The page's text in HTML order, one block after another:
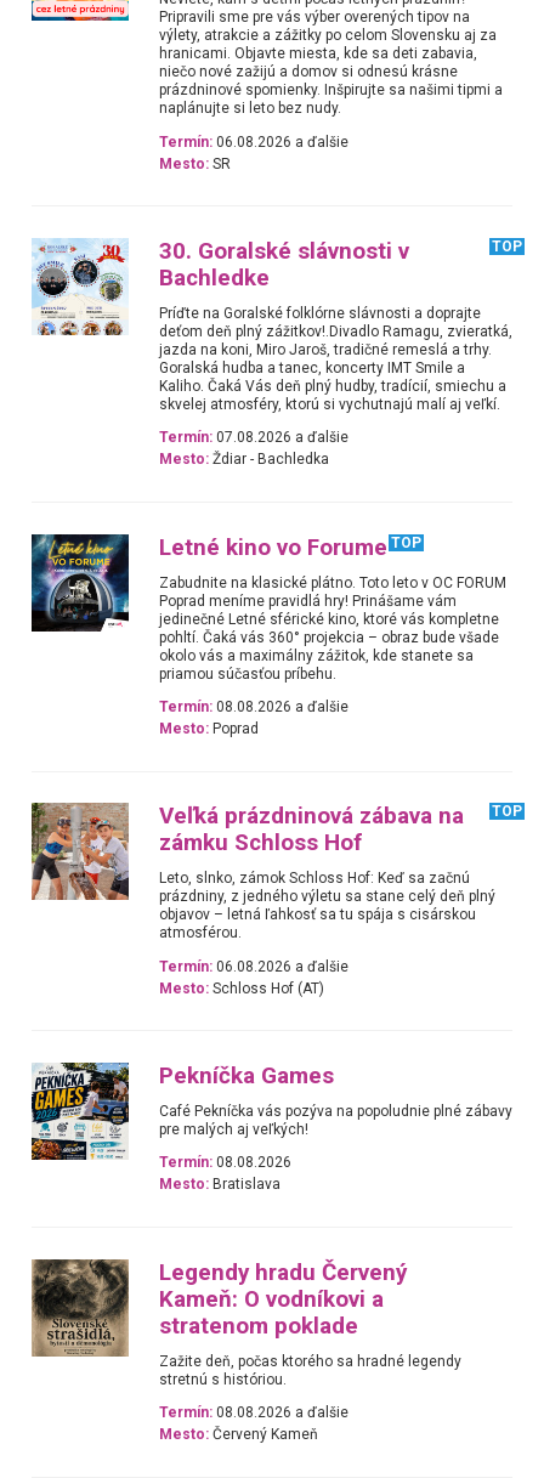
Pripravili sme pre vás výber overených tipov na
výlety, atrakcie a zážitky po celom Slovensku aj za
hranicami. Objavte miesta, kde sa deti zabavia,
niečo nové zažijú a domov si odnesú krásne
prázdninové spomienky. Inšpirujte sa našimi tipmi a
naplánujte si leto bez nudy.
Termín: 06.08.2026 a ďalšie
Mesto: SR
30. Goralské slávnosti v
Bachledke
TOP
Príďte na Goralské folklórne slávnosti a doprajte
deťom deň plný zážitkov!.Divadlo Ramagu, zvieratká,
jazda na koni, Miro Jaroš, tradičné remeslá a trhy.
Goralská hudba a tanec, koncerty IMT Smile a
Kaliho. Čaká Vás deň plný hudby, tradícií, smiechu a
skvelej atmosféry, ktorú si vychutnajú malí aj veľkí.
Termín: 07.08.2026 a ďalšie
Mesto: Ždiar - Bachledka
Letné kino vo Forume TOP
Zabudnite na klasické plátno. Toto leto v OC FORUM
Poprad meníme pravidlá hry! Prinášame vám
jedinečné Letné sférické kino, ktoré vás kompletne
pohltí. Čaká vás 360° projekcia – obraz bude všade
okolo vás a maximálny zážitok, kde stanete sa
priamou súčasťou príbehu.
Termín: 08.08.2026 a ďalšie
Mesto: Poprad
Veľká prázdninová zábava na
zámku Schloss Hof
TOP
Leto, slnko, zámok Schloss Hof: Keď sa začnú
prázdniny, z jedného výletu sa stane celý deň plný
objavov – letná ľahkosť sa tu spája s cisárskou
atmosférou.
Termín: 06.08.2026 a ďalšie
Mesto: Schloss Hof (AT)
Pekníčka Games
Café Pekníčka vás pozýva na popoludnie plné zábavy
pre malých aj veľkých!
Termín: 08.08.2026
Mesto: Bratislava
Legendy hradu Červený
Kameň: O vodníkovi a
stratenom poklade
Zažite deň, počas ktorého sa hradné legendy
stretnú s históriou.
Termín: 08.08.2026 a ďalšie
Mesto: Červený Kameň